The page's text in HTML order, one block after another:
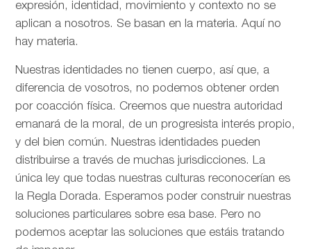
expresión, identidad, movimiento y contexto no se
aplican a nosotros. Se basan en la materia. Aquí no
hay materia.
Nuestras identidades no tienen cuerpo, así que, a
diferencia de vosotros, no podemos obtener orden
por coacción física. Creemos que nuestra autoridad
emanará de la moral, de un progresista interés propio,
y del bien común. Nuestras identidades pueden
distribuirse a través de muchas jurisdicciones. La
única ley que todas nuestras culturas reconocerían es
la Regla Dorada. Esperamos poder construir nuestras
soluciones particulares sobre esa base. Pero no
podemos aceptar las soluciones que estáis tratando